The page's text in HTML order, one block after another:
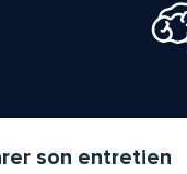
son entretien